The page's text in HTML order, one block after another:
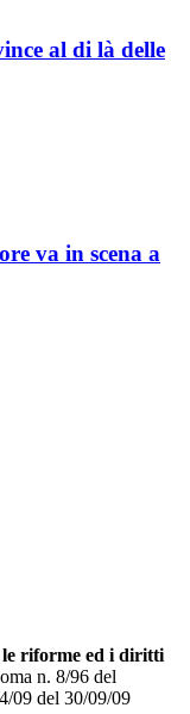
al di là delle
va in scena a
le riforme ed i diritti
n. 8/96 del
09 del 30/09/09